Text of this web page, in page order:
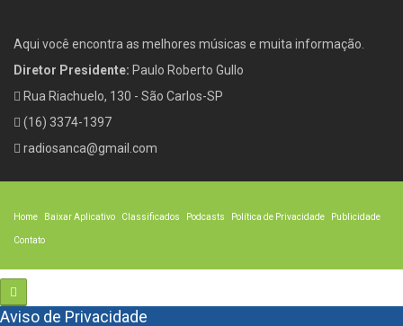
Aqui você encontra as melhores músicas e muita informação.
Diretor Presidente: Paulo Roberto Gullo
Rua Riachuelo, 130 - São Carlos-SP
(16) 3374-1397
radiosanca@gmail.com
Home Baixar Aplicativo Classificados Podcasts Política de Privacidade Publicidade
Contato
Aviso de Privacidade